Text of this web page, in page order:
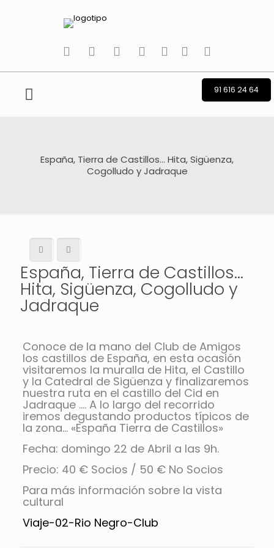
tiktokfacebook
instagram
TwitterYoutube
Telegramwhatsapp
91 616 24 64
España, Tierra de Castillos… Hita, Sigüenza,
Cogolludo y Jadraque
España, Tierra de Castillos…
Hita, Sigüenza, Cogolludo y
Jadraque
Conoce de la mano del Club de Amigos
los castillos de España, en esta ocasión
visitaremos la muralla de Hita, el Castillo
y la Catedral de Sigüenza y finalizaremos
nuestra ruta en el castillo del Cid en
Jadraque …. A lo largo del recorrido
iremos degustando productos típicos de
la zona… «España Tierra de Castillos»
Fecha: domingo 22 de Abril a las 9h.
Precio: 40 € Socios / 50 € No Socios
Para más información sobre la vista
cultural
Viaje-02-Rio Negro-Club